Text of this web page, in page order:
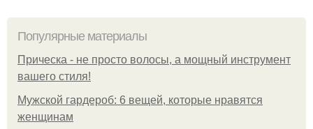
Популярные материалы
Прическа - не просто волосы, а мощный инструмент
вашего стиля!
Мужской гардероб: 6 вещей, которые нравятся
женщинам